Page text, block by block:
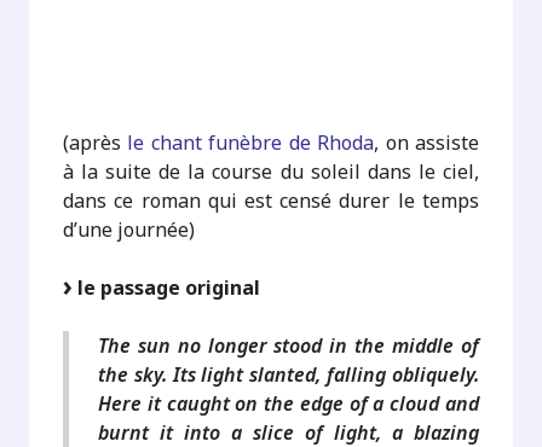
(après le chant funèbre de Rhoda, on assiste
à la suite de la course du soleil dans le ciel,
dans ce roman qui est censé durer le temps
d’une journée)
le passage original
The sun no longer stood in the middle of
the sky. Its light slanted, falling obliquely.
Here it caught on the edge of a cloud and
burnt it into a slice of light, a blazing